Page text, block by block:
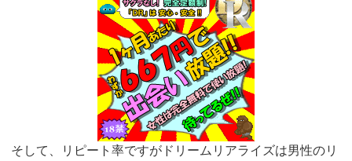
そして、リピート率ですがドリームリアライズは男性のリ